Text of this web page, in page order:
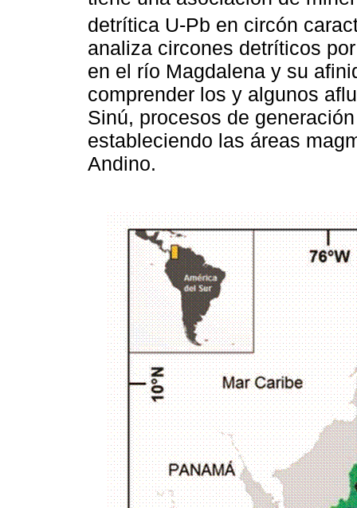
detrítica U-Pb en circón
analiza circones detríticos
en el río Magdalena y su
comprender los y algunos
Sinú, procesos de
estableciendo las áreas
Andino.